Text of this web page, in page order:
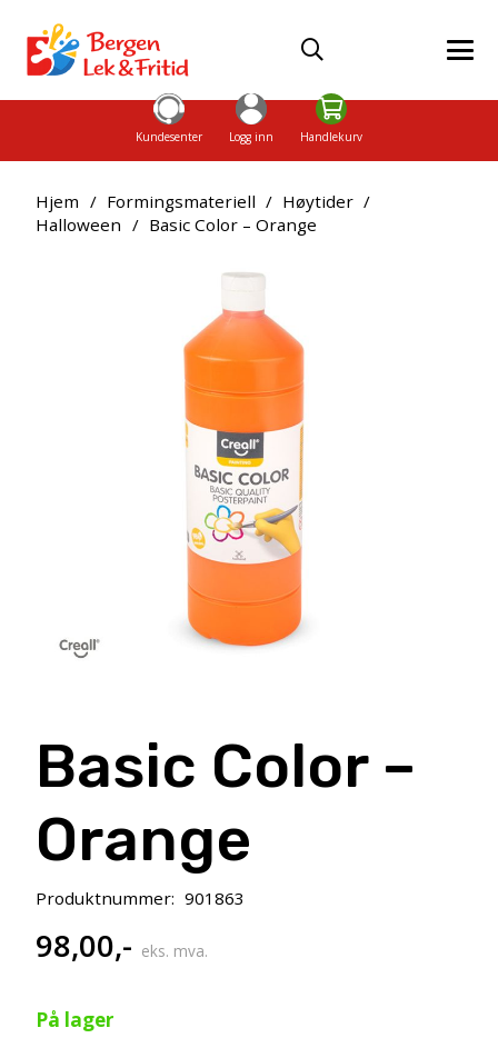
Kundesenter Logg inn Handlekurv
Hjem / Formingsmateriell / Høytider /
Halloween / Basic Color – Orange
Basic Color –
Orange
Produktnummer: 901863
98,00,- eks. mva.
På lager